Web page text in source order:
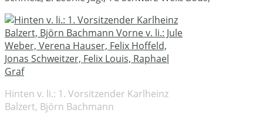
Hinten v. li.: 1. Vorsitzender Karlheinz
Balzert, Björn Bachmann